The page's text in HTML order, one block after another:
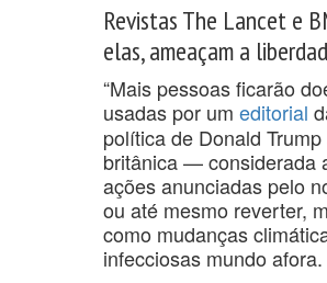
Revistas The Lancet e
elas, ameaçam a
“Mais pessoas ficarão
usadas por um editorial
política de Donald
britânica — considerada
ações anunciadas pelo
ou até mesmo reverter,
como mudanças
infecciosas mundo afora.